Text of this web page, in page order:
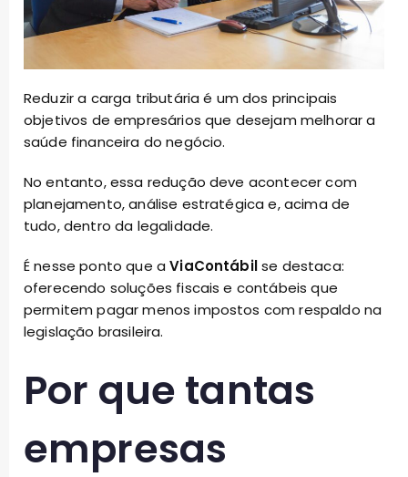
Reduzir a carga tributária é um dos principais
objetivos de empresários que desejam melhorar a
saúde financeira do negócio.
No entanto, essa redução deve acontecer com
planejamento, análise estratégica e, acima de
tudo, dentro da legalidade.
É nesse ponto que aViaContábilse destaca:
oferecendo soluções fiscais e contábeis que
permitem pagar menos impostos com respaldo na
legislação brasileira.
Por que tantas
empresas